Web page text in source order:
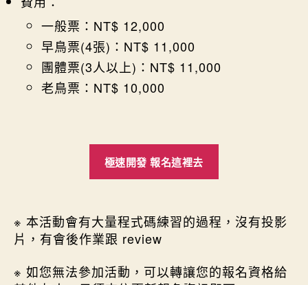
一般票：NT$ 12,000
早鳥票(4張)：NT$ 11,000
團體票(3人以上)：NT$ 11,000
老鳥票：NT$ 10,000
極速開發 報名這裡去
※ 本活動會有大量程式碼練習的過程，沒有投影
片，有會後作業跟 review
※ 如您無法參加活動，可以轉讓您的報名資格給